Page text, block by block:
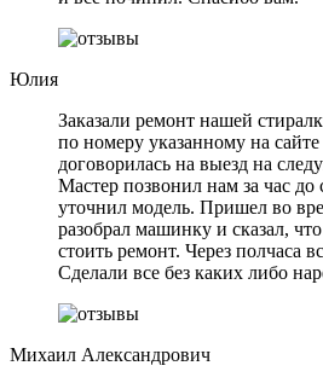
Юлия
Заказали ремонт нашей
по номеру указанному на сайте
договорилась на выезд на
Мастер позвонил нам за час до
уточнил модель. Пришел во
разобрал машинку и сказал, что
стоить ремонт. Через полчаса
Сделали все без каких либо
Михаил Александрович